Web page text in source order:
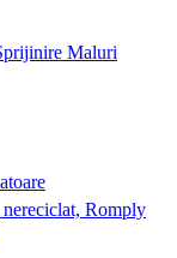
Maluri
Romply